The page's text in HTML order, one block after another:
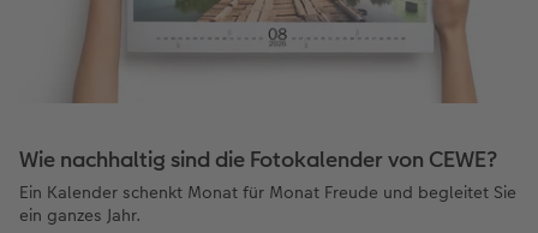
Wie nachhaltig sind die Fotokalender von CEWE?
Ein Kalender schenkt Monat für Monat Freude und begleitet Sie
ein ganzes Jahr.